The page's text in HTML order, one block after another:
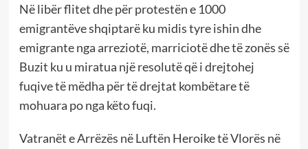
Në libër flitet dhe për protestën e 1000
emigrantëve shqiptarë ku midis tyre ishin dhe
emigrante nga arreziotë, marriciotë dhe të zonës së
Buzit ku u miratua një resolutë që i drejtohej
fuqive të mëdha për të drejtat kombëtare të
mohuara po nga këto fuqi.
Vatranët e Arrëzës në Luftën Heroike të Vlorës në